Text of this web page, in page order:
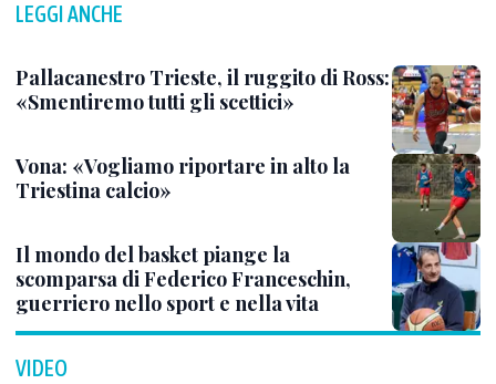
LEGGI ANCHE
Pallacanestro Trieste, il ruggito di Ross:
«Smentiremo tutti gli scettici»
Vona: «Vogliamo riportare in alto la
Triestina calcio»
Il mondo del basket piange la
scomparsa di Federico Franceschin,
guerriero nello sport e nella vita
VIDEO